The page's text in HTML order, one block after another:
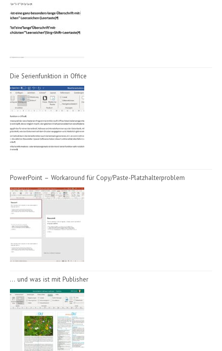
Die Serienfunktion in Office
PowerPoint – Workaround für Copy/Paste-Platzhalterproblem
… und was ist mit Publisher